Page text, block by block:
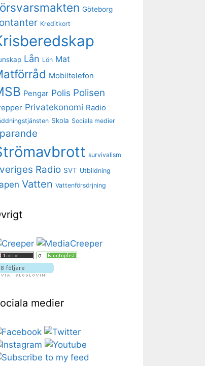
Göteborg
Kreditkort
Lån Lön Mat
Mobiltelefon
Pengar Polis Polisen
Privatekonomi Radio
Skola Sociala medier
survivalism
Radio SVT Utbildning
Vatten Vattenförsörjning
medier